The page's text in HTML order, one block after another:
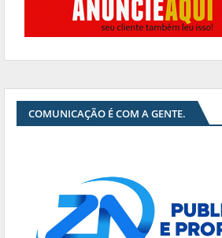
COMUNICAÇÃO É COM A GENTE.